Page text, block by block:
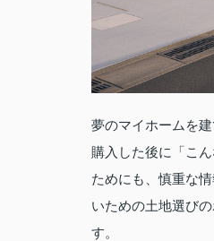
夢のマイホームを
購入した後に「こ
ためにも、慎重な
いための土地選び
す。